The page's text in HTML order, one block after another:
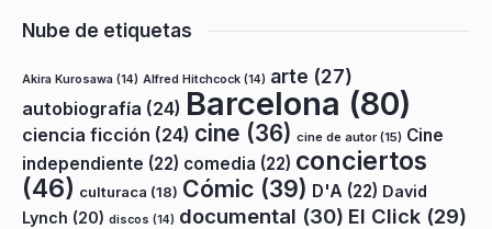
Nube de etiquetas
Akira Kurosawa (14) Alfred Hitchcock (14) arte (27)
autobiografía (24) Barcelona (80)
ciencia ficción (24) cine (36) cine de autor(15) Cine
independiente (22) comedia (22) conciertos
(46) culturaca (18) Cómic (39) D'A (22) David
Lynch (20) discos (14) documental (30) El Click (29)